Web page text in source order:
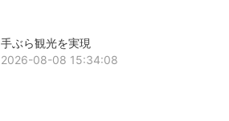
手ぶら観光を実現
2026-08-08 15:34:08